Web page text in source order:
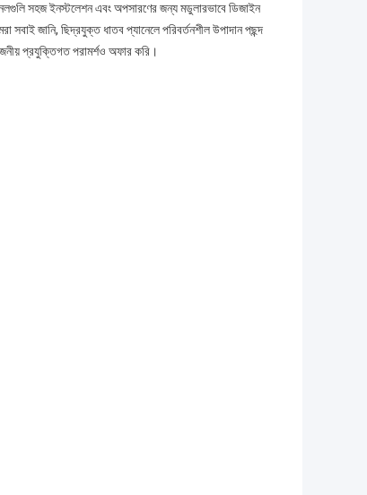
সহজ ইনস্টলেশন এবং অপসারণের জন্য মডুলারভাবে ডিজাইন
জানি, ছিদ্রযুক্ত ধাতব প্যানেলে পরিবর্তনশীল উপাদান পছন্দ
প্রযুক্তিগত পরামর্শও অফার করি।